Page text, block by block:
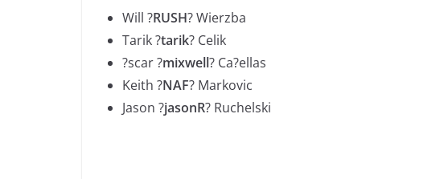
Will ?RUSH? Wierzba
Tarik ?tarik? Celik
?scar ?mixwell? Ca?ellas
Keith ?NAF? Markovic
Jason ?jasonR? Ruchelski